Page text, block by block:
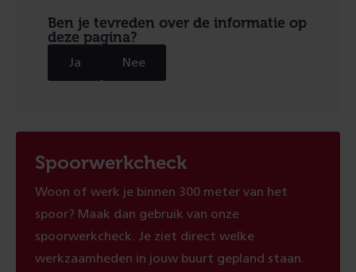
Ben je tevreden over de informatie op
deze pagina?
Ja Nee
Spoorwerkcheck
Woon of werk je binnen 300 meter van het
spoor? Maak dan gebruik van onze
spoorwerkcheck. Je ziet direct welke
werkzaamheden in jouw buurt gepland staan.